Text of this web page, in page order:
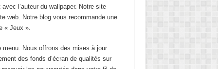
l’auteur du wallpaper. Notre site
web. Notre blog vous recommande une
« Jeux ».
Nous offrons des mises à jour
des fonds d’écran de qualités sur